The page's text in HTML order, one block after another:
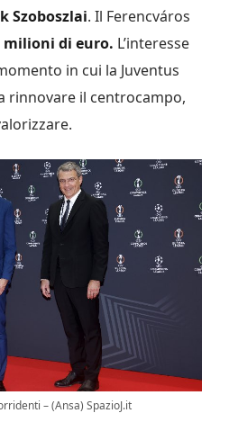
Szoboszlai. Il Ferencváros
milioni di euro. L’interesse
in cui la Juventus
rinnovare il centrocampo,
– (Ansa) SpazioJ.it